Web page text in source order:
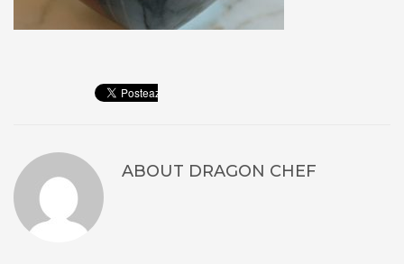
ABOUT DRAGON CHEF